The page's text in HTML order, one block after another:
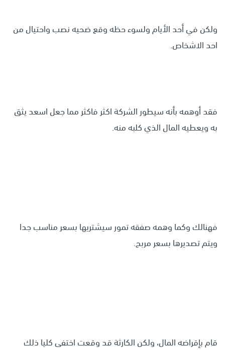
ولكن في أحد الأيام ولسوء حظه وقع ضحيه نصب واحتيال من
احد الاشخاص.
فقد أوهمه بأنه سيطور الشركة اكثر فاكثر مما جعل اسعد يثق
به ويعطيه المال الذي كلبه منه.
فهنالك وكما وهمه صفقه تمور سيشتريها بسعر مناسب جدا
ويتم تصديرها بسعر مربح.
قام بإقراضه المال، ولكن الكارثة قد وقعت اختفى كليا ذلك